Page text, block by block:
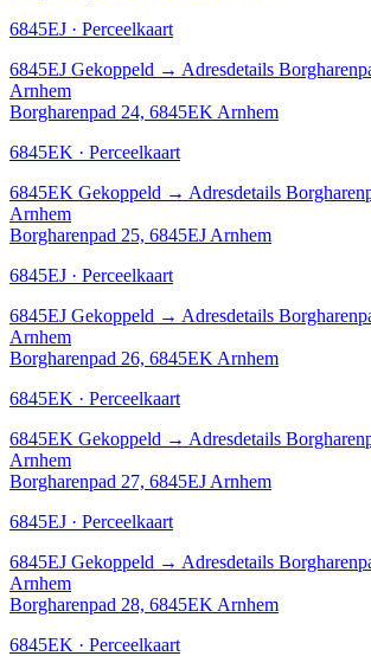
6845EJ · Perceelkaart
6845EJ Gekoppeld → Adresdetails
Arnhem
Borgharenpad 24, 6845EK Arnhem
6845EK · Perceelkaart
6845EK Gekoppeld → Adresdetails
Arnhem
Borgharenpad 25, 6845EJ Arnhem
6845EJ · Perceelkaart
6845EJ Gekoppeld → Adresdetails
Arnhem
Borgharenpad 26, 6845EK Arnhem
6845EK · Perceelkaart
6845EK Gekoppeld → Adresdetails
Arnhem
Borgharenpad 27, 6845EJ Arnhem
6845EJ · Perceelkaart
6845EJ Gekoppeld → Adresdetails
Arnhem
Borgharenpad 28, 6845EK Arnhem
6845EK · Perceelkaart